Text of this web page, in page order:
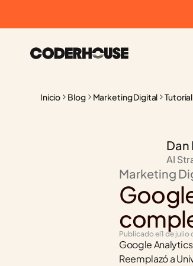
Inicio Blog Marketing Digital
Dan
AI
Marketing
Publicado el1 de julio
Google
Reemplazó a